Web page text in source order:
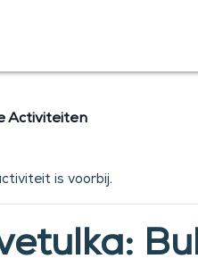
Activiteiten
is voorbij.